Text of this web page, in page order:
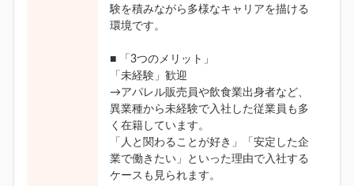
験を積みながら多様なキャリアを描ける
環境です。
■ 「3つのメリット」
「未経験」歓迎
→アパレル販売員や飲食業出身者など、
異業種から未経験で入社した従業員も多
く在籍しています。
「人と関わることが好き」「安定した企
業で働きたい」といった理由で入社する
ケースも見られます。